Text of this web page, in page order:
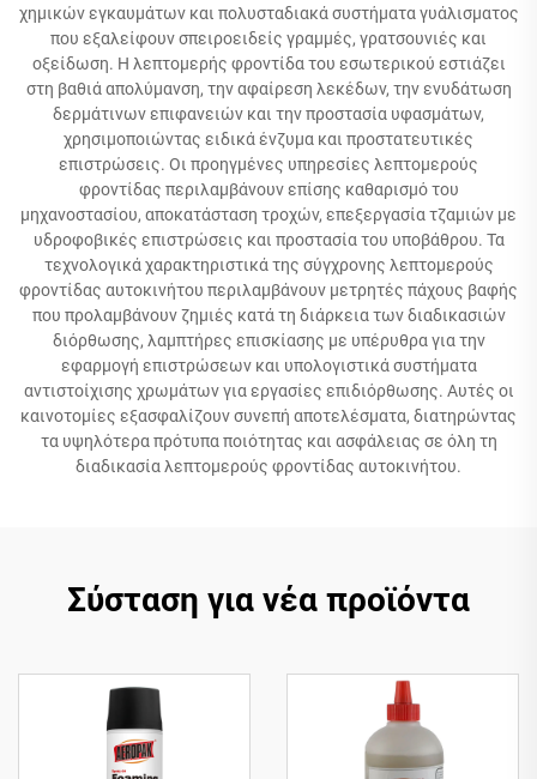
χημικών εγκαυμάτων και πολυσταδιακά συστήματα γυάλισματος
που εξαλείφουν σπειροειδείς γραμμές, γρατσουνιές και
οξείδωση. Η λεπτομερής φροντίδα του εσωτερικού εστιάζει
στη βαθιά απολύμανση, την αφαίρεση λεκέδων, την ενυδάτωση
δερμάτινων επιφανειών και την προστασία υφασμάτων,
χρησιμοποιώντας ειδικά ένζυμα και προστατευτικές
επιστρώσεις. Οι προηγμένες υπηρεσίες λεπτομερούς
φροντίδας περιλαμβάνουν επίσης καθαρισμό του
μηχανοστασίου, αποκατάσταση τροχών, επεξεργασία τζαμιών με
υδροφοβικές επιστρώσεις και προστασία του υποβάθρου. Τα
τεχνολογικά χαρακτηριστικά της σύγχρονης λεπτομερούς
φροντίδας αυτοκινήτου περιλαμβάνουν μετρητές πάχους βαφής
που προλαμβάνουν ζημιές κατά τη διάρκεια των διαδικασιών
διόρθωσης, λαμπτήρες επισκίασης με υπέρυθρα για την
εφαρμογή επιστρώσεων και υπολογιστικά συστήματα
αντιστοίχισης χρωμάτων για εργασίες επιδιόρθωσης. Αυτές οι
καινοτομίες εξασφαλίζουν συνεπή αποτελέσματα, διατηρώντας
τα υψηλότερα πρότυπα ποιότητας και ασφάλειας σε όλη τη
διαδικασία λεπτομερούς φροντίδας αυτοκινήτου.
Σύσταση για νέα προϊόντα